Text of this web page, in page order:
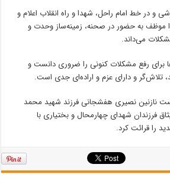
و در خط امام راحل، شهدا و راه انقلاب اعلام و
موظف به حضور در صحنه، زمینه‌ساز وحدت و
می‌داند.
برای رفع مشکلات کنونی را ضروری دانست و
تلاش‌گر و دارای عزم و اراده‌ای جدی است.
نازنین نصیری هفشجانی فرزند شهید محمد
فرزندان شهدای چهارمحال و بختیاری با
را قرائت کرد.